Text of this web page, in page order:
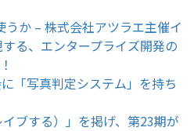
か – 株式会社アツラエ主催イ
る、エンタープライズ開発の
「写真判定システム」を持ち
イブする）」を掲げ、第23期が